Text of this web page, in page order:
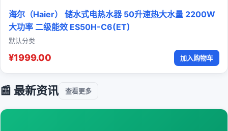
海尔（Haier） 储水式电热水器 50升速热大水量 2200W
大功率 二级能效 ES50H-C6(ET)
默认分类
¥1999.00 加入购物车
📰 最新资讯 查看更多